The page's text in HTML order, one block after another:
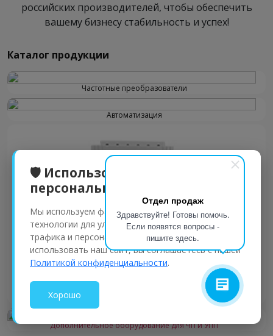
Отдел продаж
Здравствуйте! Готовы помочь.
Если появятся вопросы -
пишите здесь.
российских производителей, чтобы обеспечить
вашему бизнесу стабильность и успех!
Каталог продукции
Частотные преобразователи
Автоматизация
Дополнительное оборудование для ЧП и УПП
🛡️ Использование
персональных данных
Мы используем файлы cookie и аналогичные
технологии для улучшения работы сайта, анализа
трафика и персонализации контента. Продолжая
использовать наш сайт, вы соглашаетесь с нашей
Политикой конфиденциальности.
Хорошо